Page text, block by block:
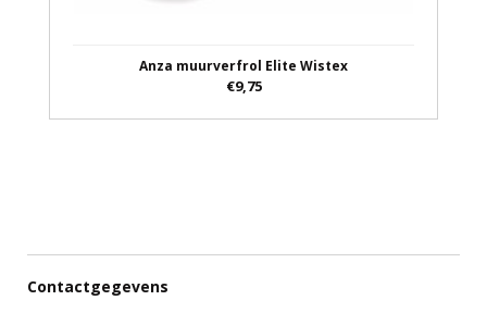
Anza muurverfrol Elite Wistex
€9,75
Contactgegevens